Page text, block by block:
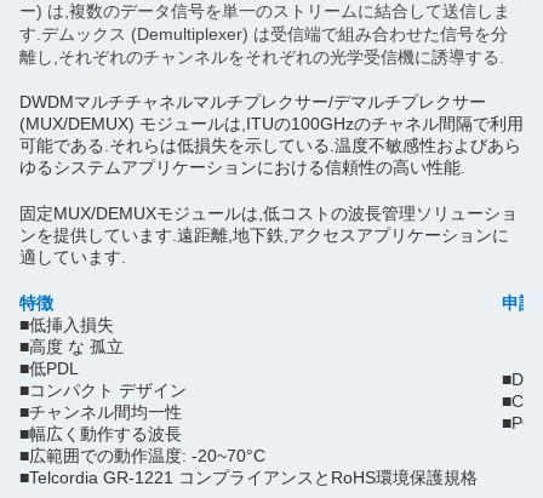
ー) は,複数のデータ信号を単一のストリームに結合して送信しま
す.デムックス (Demultiplexer) は受信端で組み合わせた信号を分
離し,それぞれのチャンネルをそれぞれの光学受信機に誘導する.
DWDMマルチチャネルマルチプレクサー/デマルチプレクサー
(MUX/DEMUX) モジュールは,ITUの100GHzのチャネル間隔で利用
可能である.それらは低損失を示している.温度不敏感性およびあら
ゆるシステムアプリケーションにおける信頼性の高い性能.
固定MUX/DEMUXモジュールは,低コストの波長管理ソリューショ
ンを提供しています. 遠距離,地下鉄,アクセスアプリケーションに
適しています.
特徴
申請
■低挿入損失
■高度 な 孤立
■低PDL
■コンパクト デザイン
■チャンネル間均一性
■幅広く動作する波長
■広範囲での動作温度: -20~70°C
■Telcordia GR-1221 コンプライアンスとRoHS環境保護規格
■
■
■